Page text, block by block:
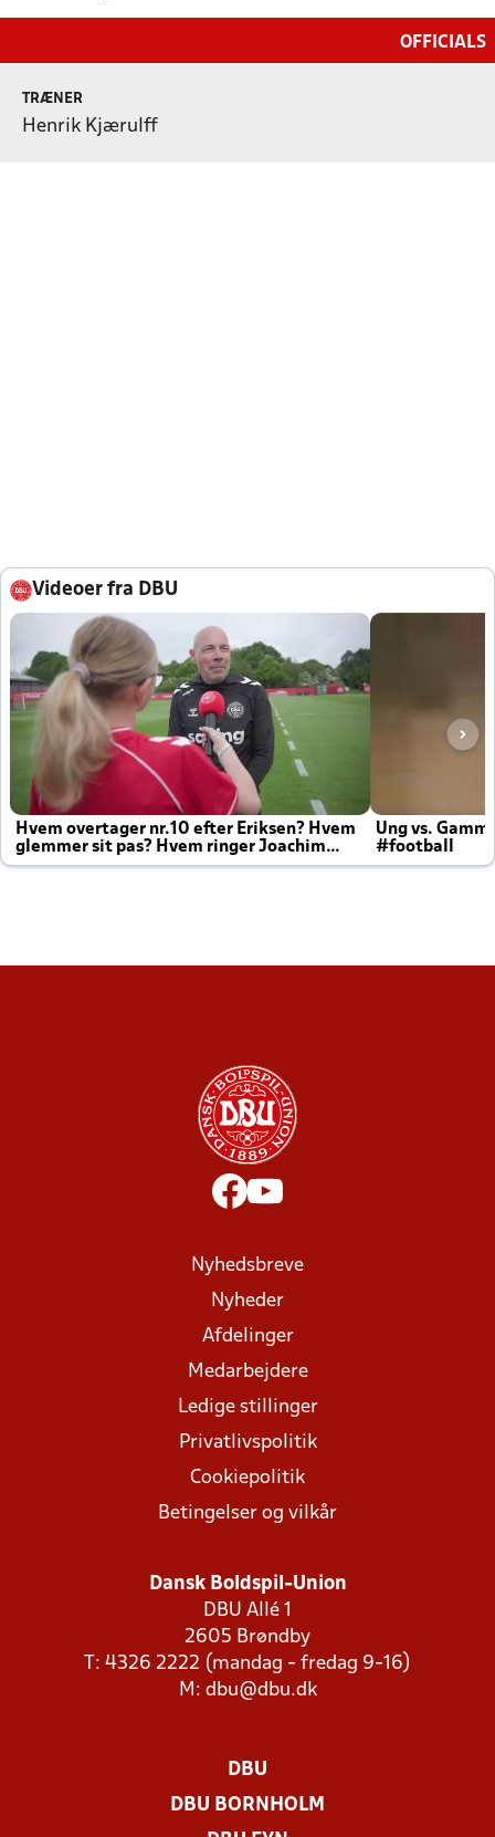
OFFICIALS
TRÆNER
Henrik Kjærulff
Videoer fra DBU
Hvem overtager nr.10 efter Eriksen? Hvem
glemmer sit pas? Hvem ringer Joachim
altid til efter kampe?
Ung vs.
#football
Nyhedsbreve
Nyheder
Afdelinger
Medarbejdere
Ledige stillinger
Privatlivspolitik
Cookiepolitik
Betingelser og vilkår
Dansk Boldspil-Union
DBU Allé 1
2605 Brøndby
T: 4326 2222 (mandag - fredag 9-16)
M: dbu@dbu.dk
DBU
DBU BORNHOLM